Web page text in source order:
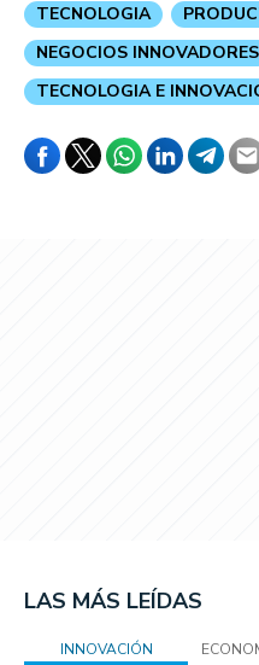
TECNOLOGIA
NEGOCIOS INNOVADORES
TECNOLOGIA E
LAS MÁS LEÍDAS
INNOVACIÓN